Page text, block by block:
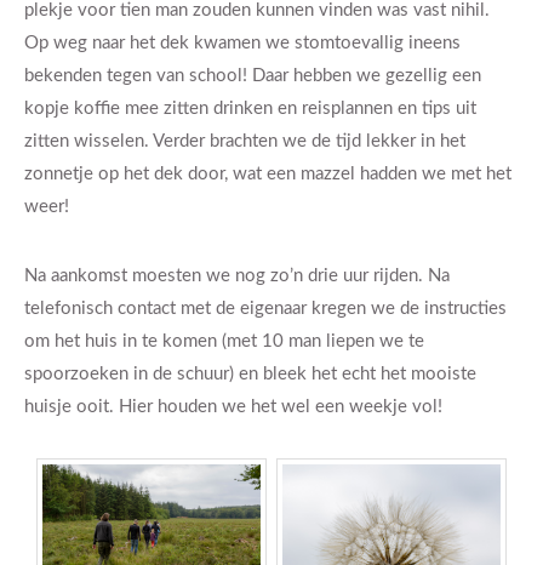
plekje voor tien man zouden kunnen vinden was vast nihil.
Op weg naar het dek kwamen we stomtoevallig ineens
bekenden tegen van school! Daar hebben we gezellig een
kopje koffie mee zitten drinken en reisplannen en tips uit
zitten wisselen. Verder brachten we de tijd lekker in het
zonnetje op het dek door, wat een mazzel hadden we met het
weer!
Na aankomst moesten we nog zo’n drie uur rijden. Na
telefonisch contact met de eigenaar kregen we de instructies
om het huis in te komen (met 10 man liepen we te
spoorzoeken in de schuur) en bleek het echt het mooiste
huisje ooit. Hier houden we het wel een weekje vol!